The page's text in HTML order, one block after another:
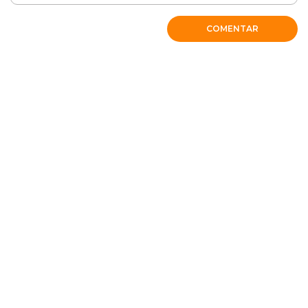
RESPONDER
COMENTAR